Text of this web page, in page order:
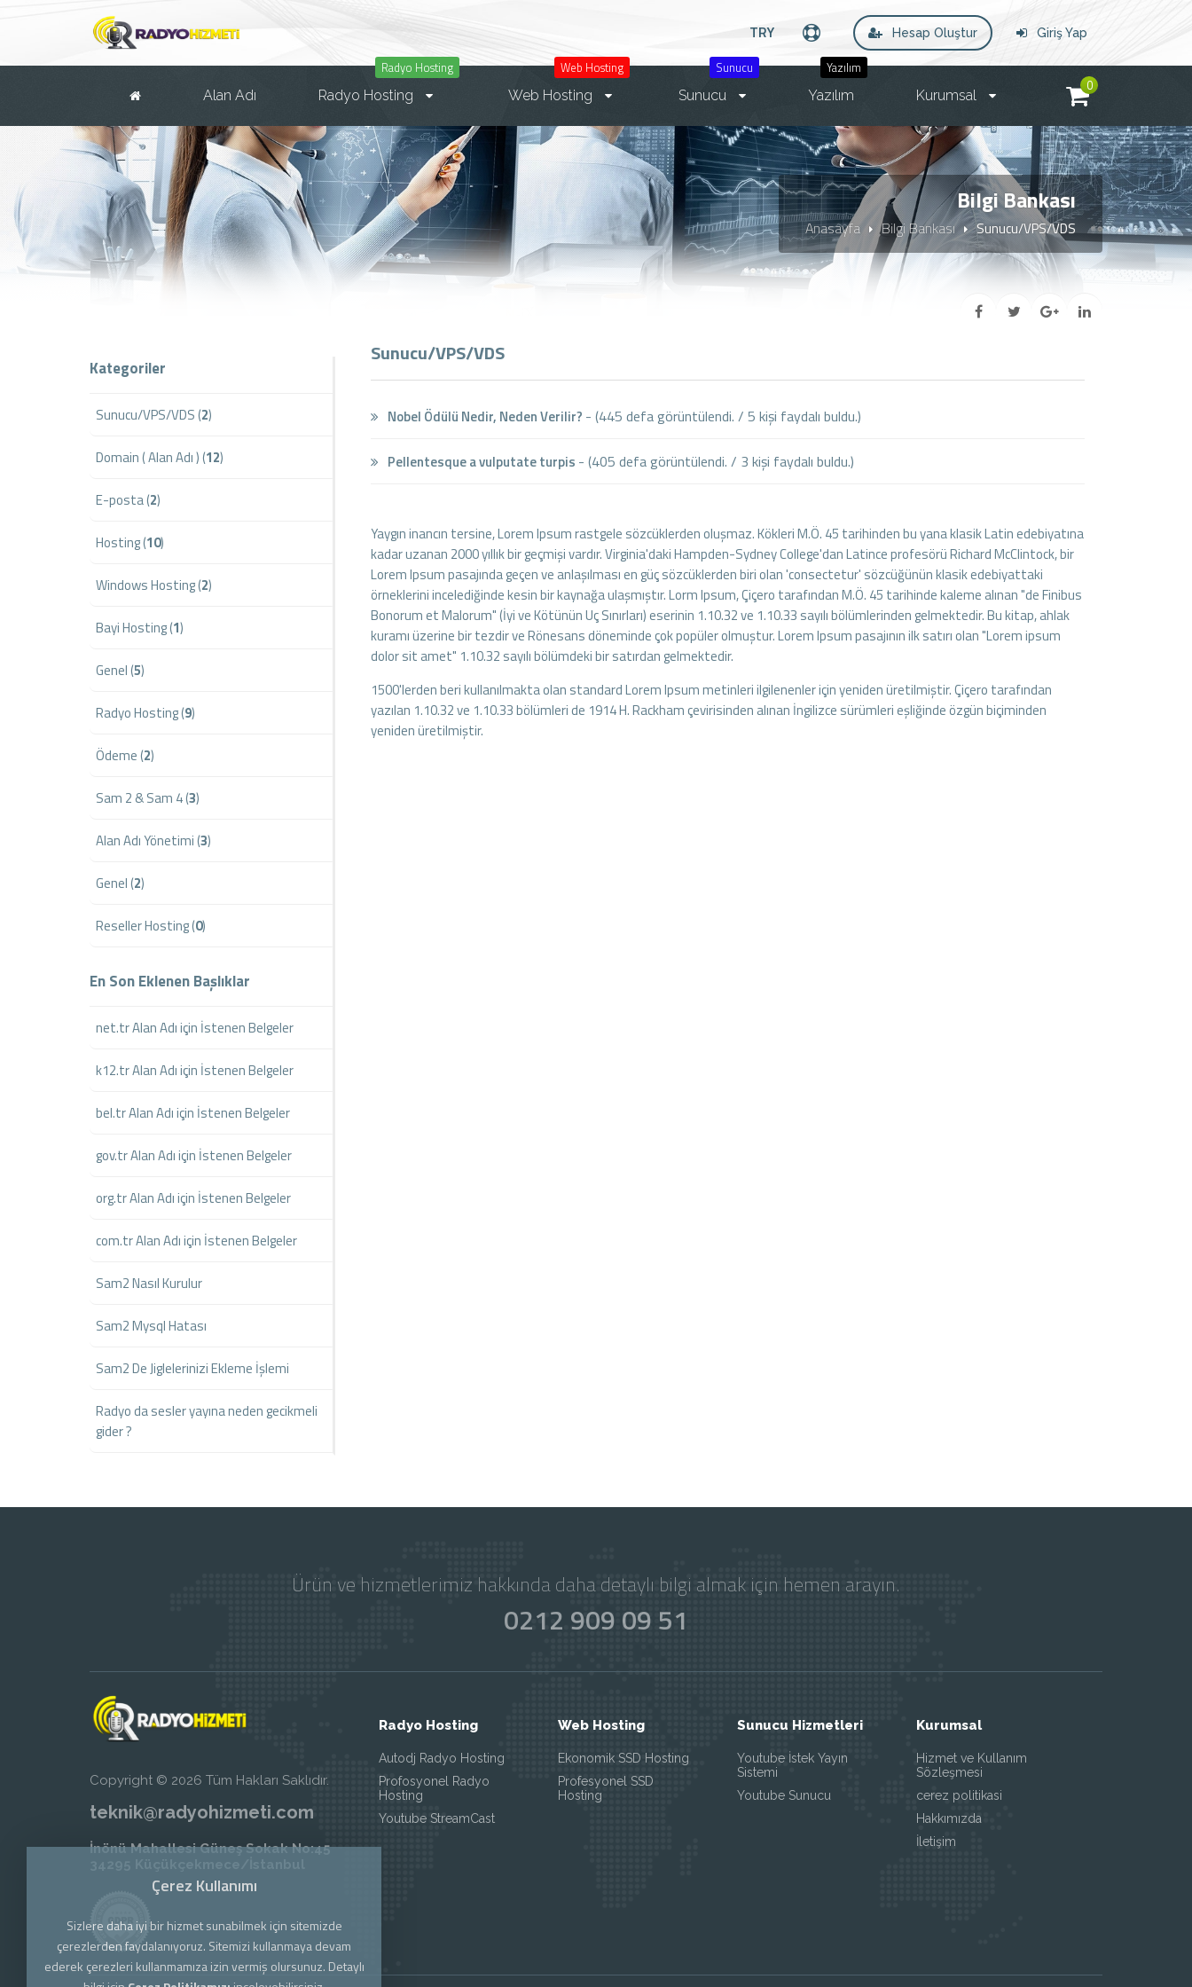
Giriş Yap
Hesap Oluştur
TRY
Alan Adı
Radyo Hosting
Radyo Hosting
Web Hosting
Web Hosting
Sunucu
Sunucu
Yazılım
Yazılım Kurumsal
0
Bilgi Bankası
Anasayfa Bilgi Bankası Sunucu/VPS/VDS
Sunucu/VPS/VDS
Nobel Ödülü Nedir, Neden Verilir? - (445 defa görüntülendi. / 5 kişi faydalı buldu.)
Pellentesque a vulputate turpis - (405 defa görüntülendi. / 3 kişi faydalı buldu.)
Yaygın inancın tersine, Lorem Ipsum rastgele sözcüklerden oluşmaz. Kökleri M.Ö. 45 tarihinden bu yana klasik Latin edebiyatına
kadar uzanan 2000 yıllık bir geçmişi vardır. Virginia'daki Hampden-Sydney College'dan Latince profesörü Richard McClintock, bir
Lorem Ipsum pasajında geçen ve anlaşılması en güç sözcüklerden biri olan 'consectetur' sözcüğünün klasik edebiyattaki
örneklerini incelediğinde kesin bir kaynağa ulaşmıştır. Lorm Ipsum, Çiçero tarafından M.Ö. 45 tarihinde kaleme alınan "de Finibus
Bonorum et Malorum" (İyi ve Kötünün Uç Sınırları) eserinin 1.10.32 ve 1.10.33 sayılı bölümlerinden gelmektedir. Bu kitap, ahlak
kuramı üzerine bir tezdir ve Rönesans döneminde çok popüler olmuştur. Lorem Ipsum pasajının ilk satırı olan "Lorem ipsum
dolor sit amet" 1.10.32 sayılı bölümdeki bir satırdan gelmektedir.
1500'lerden beri kullanılmakta olan standard Lorem Ipsum metinleri ilgilenenler için yeniden üretilmiştir. Çiçero tarafından
yazılan 1.10.32 ve 1.10.33 bölümleri de 1914 H. Rackham çevirisinden alınan İngilizce sürümleri eşliğinde özgün biçiminden
yeniden üretilmiştir.
Kategoriler
Sunucu/VPS/VDS (2)
Domain ( Alan Adı ) (12)
E-posta (2)
Hosting (10)
Windows Hosting (2)
Bayi Hosting (1)
Genel (5)
Radyo Hosting (9)
Ödeme (2)
Sam 2 & Sam 4 (3)
Alan Adı Yönetimi (3)
Genel (2)
Reseller Hosting (0)
En Son Eklenen Başlıklar
net.tr Alan Adı için İstenen Belgeler
k12.tr Alan Adı için İstenen Belgeler
bel.tr Alan Adı için İstenen Belgeler
gov.tr Alan Adı için İstenen Belgeler
org.tr Alan Adı için İstenen Belgeler
com.tr Alan Adı için İstenen Belgeler
Sam2 Nasıl Kurulur
Sam2 Mysql Hatası
Sam2 De Jiglelerinizi Ekleme İşlemi
Radyo da sesler yayına neden gecikmeli
gider ?
Ürün ve hizmetlerimiz hakkında daha detaylı bilgi almak için hemen arayın.
0212 909 09 51
Copyright © 2026 Tüm Hakları Saklıdır.
teknik@radyohizmeti.com
İnönü Mahallesi Güneş Sokak No:45
Radyo Hosting
Autodj Radyo Hosting
Profosyonel Radyo
Hosting
Youtube StreamCast
Web Hosting
Ekonomik SSD Hosting
Profesyonel SSD
Hosting
Sunucu Hizmetleri
Youtube İstek Yayın
Sistemi
Youtube Sunucu
Kurumsal
Hizmet ve Kullanım
Sözleşmesi
cerez politikasi
Hakkımızda
İletişim
Çerez Kullanımı
Sizlere daha iyi bir hizmet sunabilmek için sitemizde
çerezlerden faydalanıyoruz. Sitemizi kullanmaya devam
ederek çerezleri kullanmamıza izin vermiş olursunuz. Detaylı